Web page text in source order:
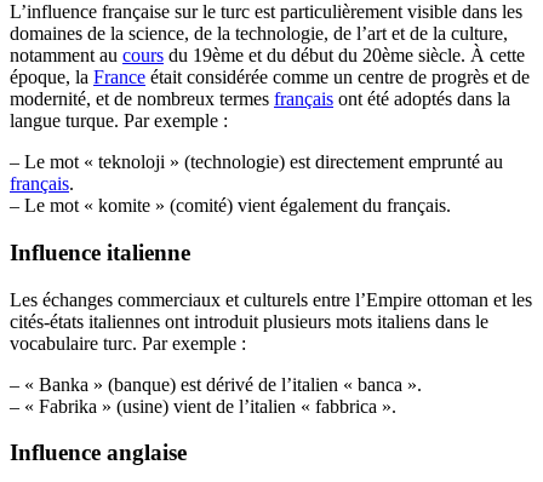
L’influence française sur le turc est particulièrement visible dans les
domaines de la science, de la technologie, de l’art et de la culture,
notamment au cours du 19ème et du début du 20ème siècle. À cette
époque, la France était considérée comme un centre de progrès et de
modernité, et de nombreux termes français ont été adoptés dans la
langue turque. Par exemple :
– Le mot « teknoloji » (technologie) est directement emprunté au
français.
– Le mot « komite » (comité) vient également du français.
Influence italienne
Les échanges commerciaux et culturels entre l’Empire ottoman et les
cités-états italiennes ont introduit plusieurs mots italiens dans le
vocabulaire turc. Par exemple :
– « Banka » (banque) est dérivé de l’italien « banca ».
– « Fabrika » (usine) vient de l’italien « fabbrica ».
Influence anglaise